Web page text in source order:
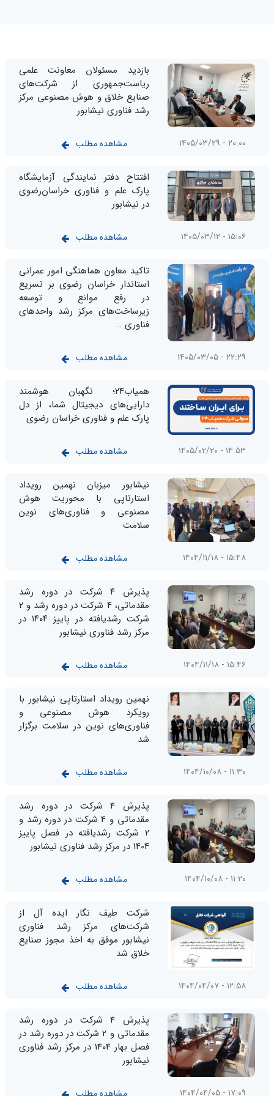
بازدید مسئولان معاونت علمی
ریاست‌جمهوری از شرکت‌های
صنایع خلاق و هوش مصنوعی مرکز
رشد فناوری نیشابور
۲۰:۰۰ - ۱۴۰۵/۰۳/۲۹ مشاهده مطلب
افتتاح دفتر نمایندگی آزمایشگاه
پارک علم و فناوری خراسان‌رضوی
در نیشابور
۱۵:۰۶ - ۱۴۰۵/۰۳/۱۲ مشاهده مطلب
تاکید معاون هماهنگی امور عمرانی
استاندار خراسان رضوی بر تسریع
در رفع موانع و توسعه
زیرساخت‌های مرکز رشد واحدهای
فناوری …
۲۲:۲۹ - ۱۴۰۵/۰۳/۰۵ مشاهده مطلب
همیاب۲۴؛ نگهبان هوشمند
دارایی‌های دیجیتال شما، از دل
پارک علم و فناوری خراسان رضوی
۱۴:۵۳ - ۱۴۰۵/۰۲/۲۰ مشاهده مطلب
نیشابور میزبان نهمین رویداد
استارتاپی با محوریت هوش
مصنوعی و فناوری‌های نوین
سلامت
۱۵:۴۸ - ۱۴۰۴/۱۱/۱۸ مشاهده مطلب
پذیرش ۴ شرکت در دوره رشد
مقدماتی، ۴ شرکت در دوره رشد و ۲
شرکت رشدیافته در پاییز ۱۴۰۴ در
مرکز رشد فناوری نیشابور
۱۵:۴۶ - ۱۴۰۴/۱۱/۱۸ مشاهده مطلب
نهمین رویداد استارتاپی نیشابور با
رویکرد هوش مصنوعی و
فناوری‌های نوین در سلامت برگزار
شد
۱۱:۳۰ - ۱۴۰۴/۱۰/۰۸ مشاهده مطلب
پذیرش 4 شرکت در دوره رشد
مقدماتی و 4 شرکت در دوره رشد و
2 شرکت رشدیافته در فصل پاییز
1404 در مرکز رشد فناوری نیشابور
۱۱:۲۰ - ۱۴۰۴/۱۰/۰۸ مشاهده مطلب
شرکت طیف نگار ایده آل از
شرکت‌های مرکز رشد فناوری
نیشابور موفق به اخذ مجوز صنایع
خلاق شد
۱۲:۵۸ - ۱۴۰۴/۰۴/۰۷ مشاهده مطلب
پذیرش 4 شرکت در دوره رشد
مقدماتی و 2 شرکت در دوره رشد در
فصل بهار 1404 در مرکز رشد فناوری
نیشابور
۱۷:۰۹ - ۱۴۰۴/۰۴/۰۵